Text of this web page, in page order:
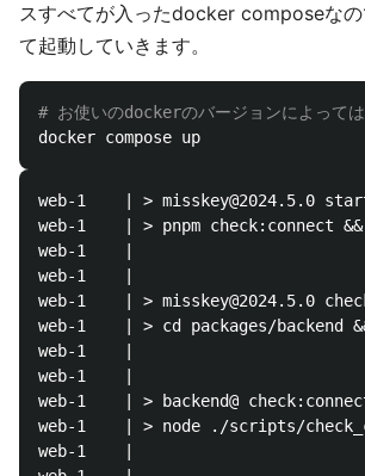
スすべてが入ったdocker composeなの
て起動していきます。
# お使いのdockerのバージョンによって
web-1    | > misskey@2024.5.0
web-1    | > pnpm check:connect
web-1    |
web-1    |
web-1    | > misskey@2024.5.0
web-1    | > cd packages/backend
web-1    |
web-1    |
web-1    | > backend@
web-1    | > node ./scripts/
web-1    |